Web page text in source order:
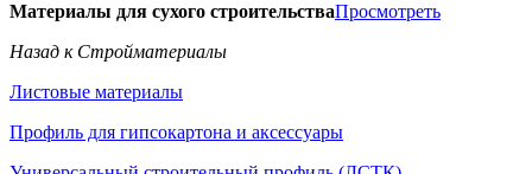
Материалы для сухого строительстваПросмотреть
Назад к Стройматериалы
Листовые материалы
Профиль для гипсокартона и аксессуары